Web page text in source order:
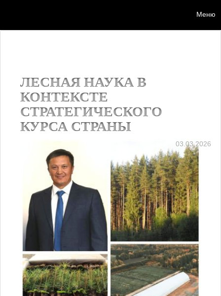
Меню
ЛЕСНАЯ НАУКА В
КОНТЕКСТЕ
СТРАТЕГИЧЕСКОГО
КУРСА СТРАНЫ
03.03.2026